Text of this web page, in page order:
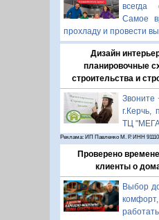
Самое
прохладу и провести
Дизайн
планировочные
строительства и
Звоните
г.Керчь,
ТЦ
Реклама: ИП Павленко М. Р. ИНН
Проверено
клиенты о
Выбор